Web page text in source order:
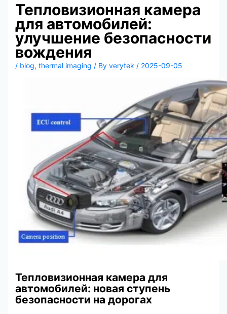
Тепловизионная камера
для автомобилей:
улучшение безопасности
вождения
/ blog, thermal imaging / By verytek / 2025-09-05
Тепловизионная камера для
автомобилей: новая ступень
безопасности на дорогах